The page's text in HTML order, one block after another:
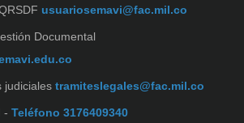
usuariosemavi@fac.mil.co
Documental
judiciales tramiteslegales@fac.mil.co
- Teléfono 3176409340